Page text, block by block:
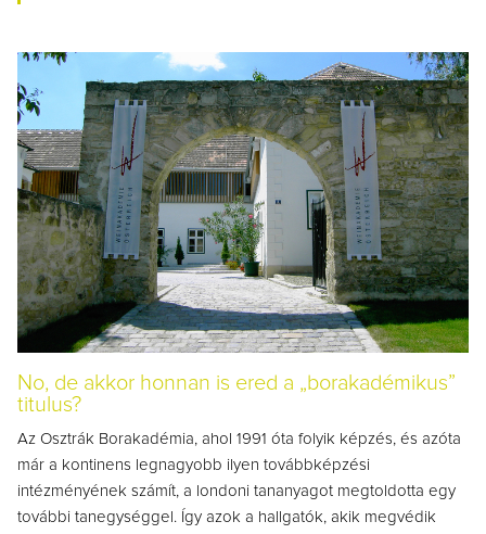
No, de akkor honnan is ered a „borakadémikus”
titulus?
Az Osztrák Borakadémia, ahol 1991 óta folyik képzés, és azóta
már a kontinens legnagyobb ilyen továbbképzési
intézményének számít, a londoni tananyagot megtoldotta egy
további tanegységgel. Így azok a hallgatók, akik megvédik